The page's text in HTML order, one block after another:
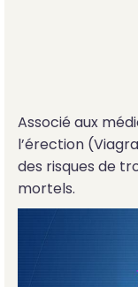
Associé aux
l’érection
des risques de
mortels.